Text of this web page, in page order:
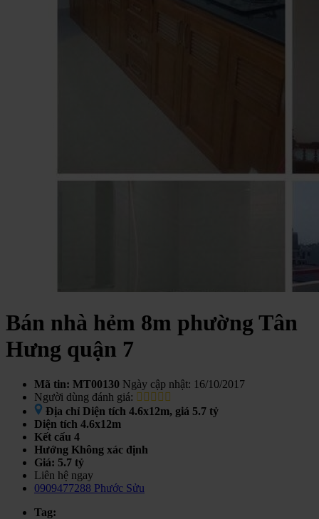
Bán nhà hẻm 8m phường Tân
Hưng quận 7
Mã tin: MT00130 Ngày cập nhật: 16/10/2017
Người dùng đánh giá:
Địa chỉ Diện tích 4.6x12m, giá 5.7 tỷ
Diện tích 4.6x12m
Kết cấu 4
Hướng Không xác định
Giá: 5.7 tỷ
Liên hệ ngay
0909477288 Phước Sửu
Tag: